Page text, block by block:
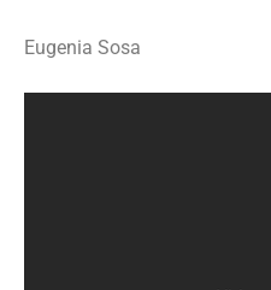
Eugenia Sosa